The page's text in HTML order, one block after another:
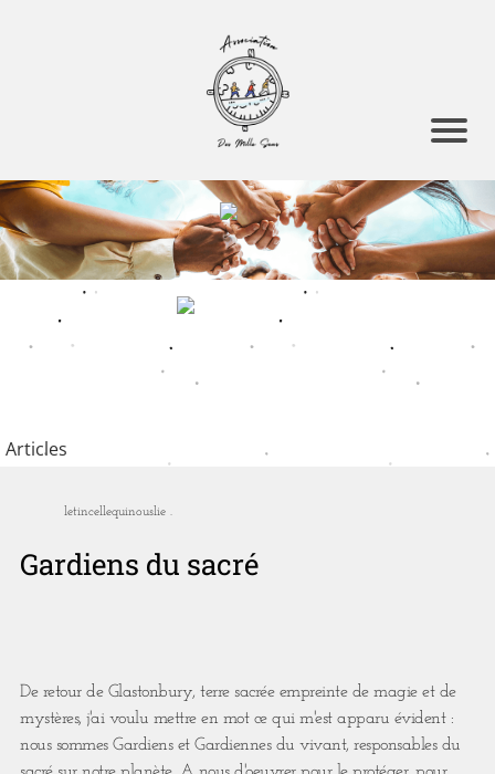
Articles
letincellequinouslie .
Gardiens du sacré
De retour de Glastonbury, terre sacrée empreinte de magie et de
mystères, j'ai voulu mettre en mot ce qui m'est apparu évident :
nous sommes Gardiens et Gardiennes du vivant, responsables du